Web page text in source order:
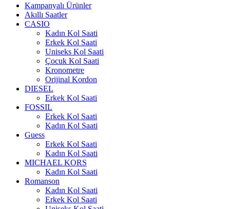
Kampanyalı Ürünler
Akıllı Saatler
CASIO
Kadın Kol Saati
Erkek Kol Saati
Uniseks Kol Saati
Çocuk Kol Saati
Kronometre
Orijinal Kordon
DIESEL
Erkek Kol Saati
FOSSIL
Erkek Kol Saati
Kadın Kol Saati
Guess
Erkek Kol Saati
Kadın Kol Saati
MICHAEL KORS
Kadın Kol Saati
Romanson
Kadın Kol Saati
Erkek Kol Saati